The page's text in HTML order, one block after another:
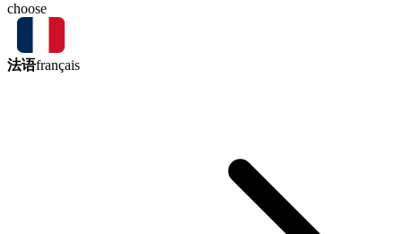
choose
法语français